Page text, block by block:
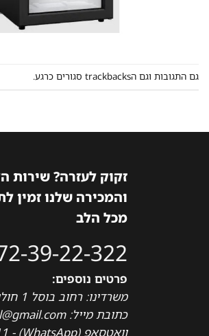
גם התגובות וגם הtrackbacks סגורים כרגע.
זקוק לעזרה? שירות
והמכירה שלנו זמין
מכל הלב
39-22-322
פרטים נוספים:
משרדינו: רחוב בוסל 1 חולון
כתובת מייל: m4aisrael@gmail.com
וואטסאפ (WhatsApp) - 058-6057111